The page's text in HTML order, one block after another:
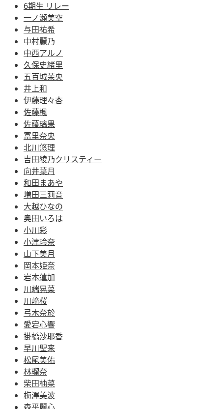
6期生 リレー
一ノ瀬美空
与田祐希
中村麗乃
中西アルノ
久保史緒里
五百城茉央
井上和
伊藤理々杏
佐藤楓
佐藤璃果
冨里奈央
北川悠理
吉田綾乃クリスティー
向井葉月
和田まあや
増田三莉音
大越ひなの
奥田いろは
小川彩
小津玲奈
山下美月
岡本姫奈
岩本蓮加
川端晃菜
川﨑桜
弓木奈於
愛宕心響
掛橋沙耶香
早川聖来
松尾美佑
林瑠奈
柴田柚菜
梅澤美波